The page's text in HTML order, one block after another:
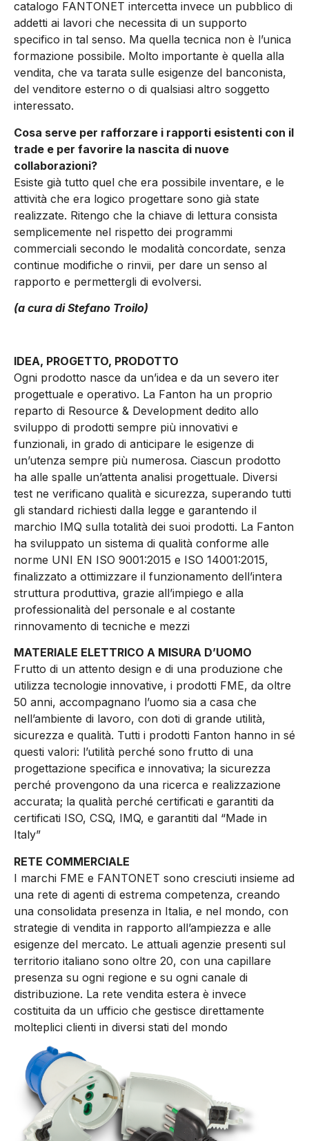
catalogo FANTONET intercetta invece un pubblico di
addetti ai lavori che necessita di un supporto
specifico in tal senso. Ma quella tecnica non è l’unica
formazione possibile. Molto importante è quella alla
vendita, che va tarata sulle esigenze del banconista,
del venditore esterno o di qualsiasi altro soggetto
interessato.
Cosa serve per rafforzare i rapporti esistenti con il
trade e per favorire la nascita di nuove
collaborazioni?
Esiste già tutto quel che era possibile inventare, e le
attività che era logico progettare sono già state
realizzate. Ritengo che la chiave di lettura consista
semplicemente nel rispetto dei programmi
commerciali secondo le modalità concordate, senza
continue modifiche o rinvii, per dare un senso al
rapporto e permettergli di evolversi.
(a cura di Stefano Troilo)
IDEA, PROGETTO, PRODOTTO
Ogni prodotto nasce da un’idea e da un severo iter
progettuale e operativo. La Fanton ha un proprio
reparto di Resource & Development dedito allo
sviluppo di prodotti sempre più innovativi e
funzionali, in grado di anticipare le esigenze di
un’utenza sempre più numerosa. Ciascun prodotto
ha alle spalle un’attenta analisi progettuale. Diversi
test ne verificano qualità e sicurezza, superando tutti
gli standard richiesti dalla legge e garantendo il
marchio IMQ sulla totalità dei suoi prodotti. La Fanton
ha sviluppato un sistema di qualità conforme alle
norme UNI EN ISO 9001:2015 e ISO 14001:2015,
finalizzato a ottimizzare il funzionamento dell’intera
struttura produttiva, grazie all’impiego e alla
professionalità del personale e al costante
rinnovamento di tecniche e mezzi
MATERIALE ELETTRICO A MISURA D’UOMO
Frutto di un attento design e di una produzione che
utilizza tecnologie innovative, i prodotti FME, da oltre
50 anni, accompagnano l’uomo sia a casa che
nell’ambiente di lavoro, con doti di grande utilità,
sicurezza e qualità. Tutti i prodotti Fanton hanno in sé
questi valori: l’utilità perché sono frutto di una
progettazione specifica e innovativa; la sicurezza
perché provengono da una ricerca e realizzazione
accurata; la qualità perché certificati e garantiti da
certificati ISO, CSQ, IMQ, e garantiti dal “Made in
Italy”
RETE COMMERCIALE
I marchi FME e FANTONET sono cresciuti insieme ad
una rete di agenti di estrema competenza, creando
una consolidata presenza in Italia, e nel mondo, con
strategie di vendita in rapporto all’ampiezza e alle
esigenze del mercato. Le attuali agenzie presenti sul
territorio italiano sono oltre 20, con una capillare
presenza su ogni regione e su ogni canale di
distribuzione. La rete vendita estera è invece
costituita da un ufficio che gestisce direttamente
molteplici clienti in diversi stati del mondo